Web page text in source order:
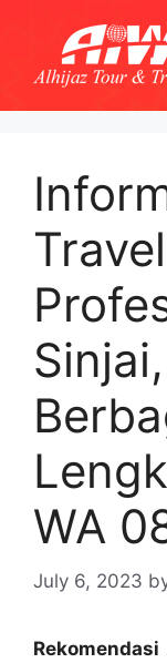
content
WA
July 6, 2023